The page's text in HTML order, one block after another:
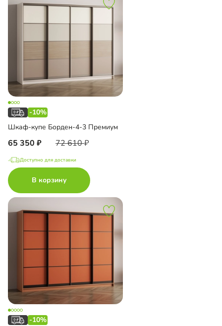
-10%
Шкаф-купе Борден-4-3 Премиум
65 350 72 610
Доступно для доставки
В корзину
-10%